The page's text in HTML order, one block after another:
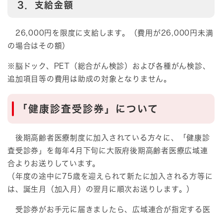
3．支給金額
26,000円を限度に支給します。（費用が26,000円未満
の場合はその額）
※脳ドック、PET（総合がん検診）および各種がん検診、
追加項目等の費用は助成の対象となりません。
「健康診査受診券」について
後期高齢者医療制度に加入されている方々に、「健康診
査受診券」を毎年4月下旬に大阪府後期高齢者医療広域連
合よりお送りしています。
（年度の途中に75歳を迎えられて新たに加入される方等に
は、誕生月（加入月）の翌月に順次お送りします。）
受診券がお手元に届きましたら、広域連合が指定する医